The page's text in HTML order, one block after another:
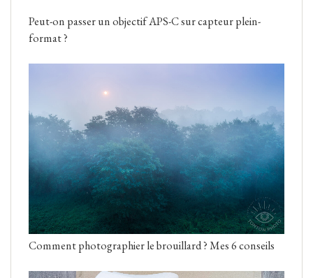
Peut-on passer un objectif APS-C sur capteur plein-
format ?
Comment photographier le brouillard ? Mes 6 conseils